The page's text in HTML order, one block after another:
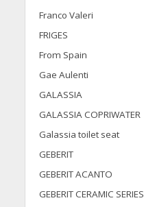
Franco Valeri
FRIGES
From Spain
Gae Aulenti
GALASSIA
GALASSIA COPRIWATER
Galassia toilet seat
GEBERIT
GEBERIT ACANTO
GEBERIT CERAMIC SERIES